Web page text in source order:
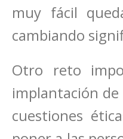
muy fácil
cambiando
Otro reto
implantación de
cuestiones